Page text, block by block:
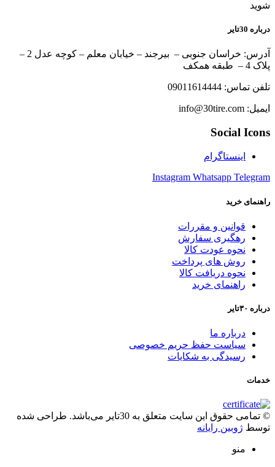
شوید
درباره 30تایر
آدرس: خراسان جنوبی – بیرجند – خیابان معلم – کوچه عدل 2 –
پلاک 4 – طبقه همکف
تلفن تماس: 09011614444
ایمیل: info@30tire.com
Social Icons
اینستاگرام
Instagram Whatsapp Telegram
راهنمای خرید
قوانین و مقررات
رهگیری سفارش
نحوه عودت کالا
روش های پرداخت
نحوه دریافت کالا
راهنمای خرید
درباره ۳۰تایر
درباره ما
سیاست حفظ حریم خصوصی
رسیدگی به شکایات
خدمات
© تمامی حقوق این سایت متعلق به 30تایر می‌باشد. طراحی شده
توسط ژوبین رایانه
منو